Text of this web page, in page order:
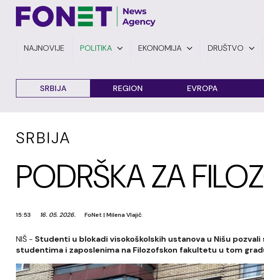
NAJNOVIJE POLITIKA EKONOMIJA DRUŠTVO
SRBIJA REGION EVROPA
SRBIJA
PODRŠKA ZA
15:53 16. 05. 2026. FoNet |Milena Vlajić
NIŠ - Studenti u blokadi visokoškolskih ustanova u Nišu
studentima i zaposlenima na Filozofskon fakultetu u tom